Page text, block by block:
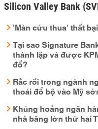
Silicon Valley Bank
'Màn cứu thua' thất
Tại sao Signature
thành lập và được
đổ?
Rắc rối trong ngành
thoái đổ bộ vào Mỹ
Khủng hoảng ngân
nhà băng lớn thứ hai